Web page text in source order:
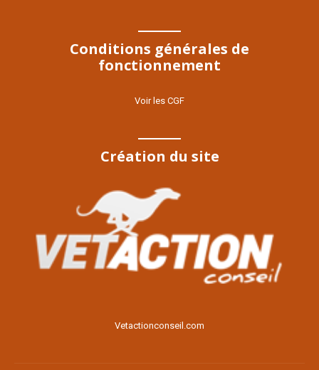
Conditions générales de
fonctionnement
Voir les CGF
Création du site
Voir le site
Vetactionconseil.com